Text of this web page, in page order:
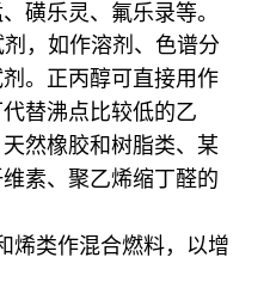
磺乐灵、氟乐录等。
，如作溶剂、色谱分
。正丙醇可直接用作
替沸点比较低的乙
然橡胶和树脂类、某
素、聚乙烯缩丁醛的
烯类作混合燃料，以增